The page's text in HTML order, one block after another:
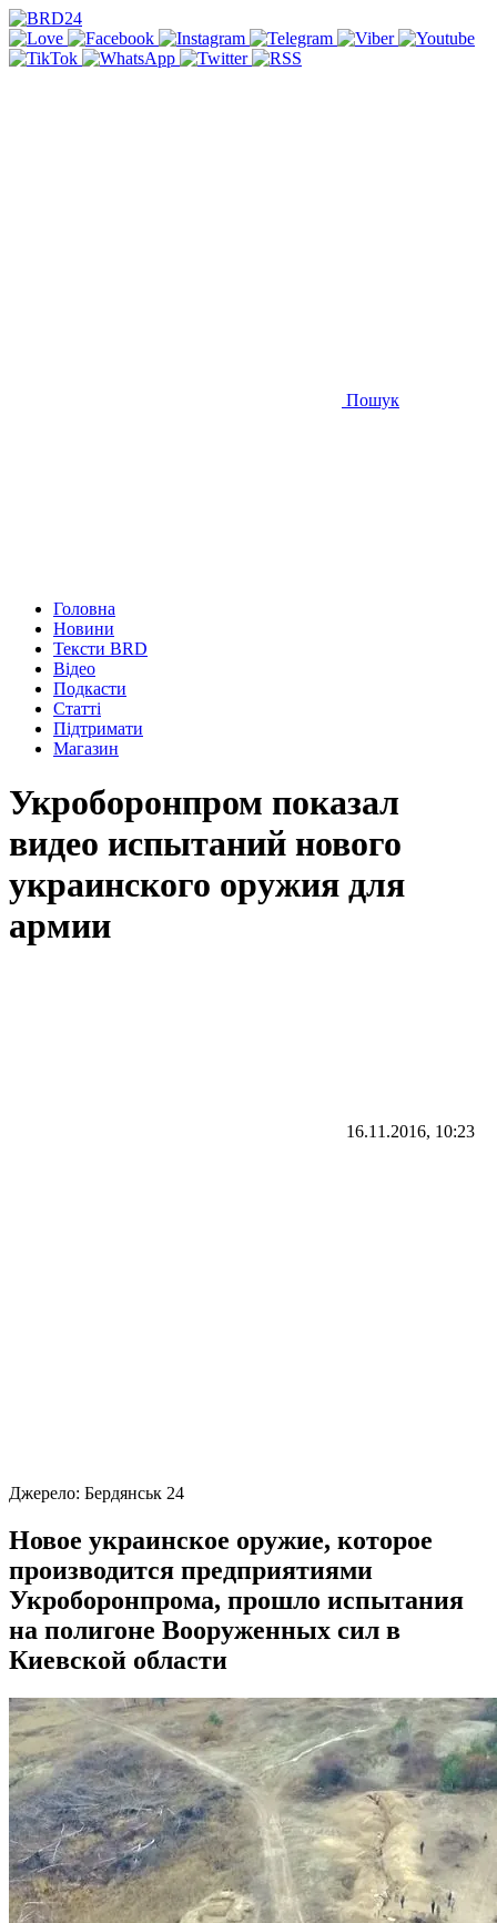
Пошук
Головна
Новини
Тексти BRD
Відео
Подкасти
Статті
Підтримати
Магазин
Укроборонпром показал
видео испытаний нового
украинского оружия для
армии
16.11.2016, 10:23
Джерело: Бердянськ 24
Новое украинское оружие, которое
производится предприятиями
Укроборонпрома, прошло испытания
на полигоне Вооруженных сил в
Киевской области